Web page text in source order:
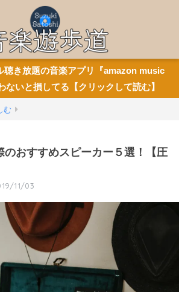
き放題の音楽アプリ『amazon music
いと損してる【クリックして読む】
む
のおすすめスピーカー５選！【圧
11/03